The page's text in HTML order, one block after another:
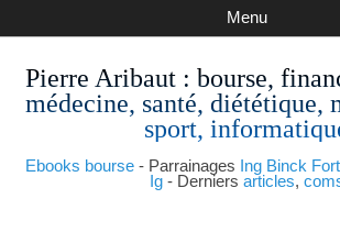
Pierre Aribaut : bourse,
médecine, santé, diététique,
sport,
Ebooks bourse- Parrainages Ing Binck
Ig- Derniers articles,
Menu